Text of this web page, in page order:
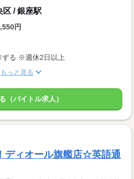
区 / 銀座駅
円
ずる ※週休2日以上
もっと見る
（バイトル求人）
ディオール旗艦店☆英語通